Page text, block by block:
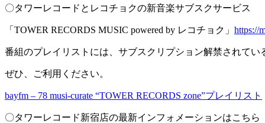
〇タワーレコードとレコチョクの新音楽サブスクサービス
「TOWER RECORDS MUSIC powered by レコチョク」 https://
番組のプレイリストには、サブスクリプション解禁されてい
ぜひ、ご利用ください。
bayfm – 78 musi-curate “TOWER RECORDS zone”プレイリスト
〇タワーレコード新宿店の最新インフォメーションはこちら